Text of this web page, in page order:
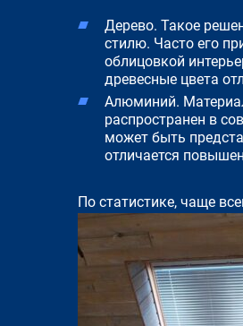
Дерево. Такое
стилю. Часто его
облицовкой
древесные цвета
Алюминий.
распространен в
может быть
отличается
По статистике, чаще